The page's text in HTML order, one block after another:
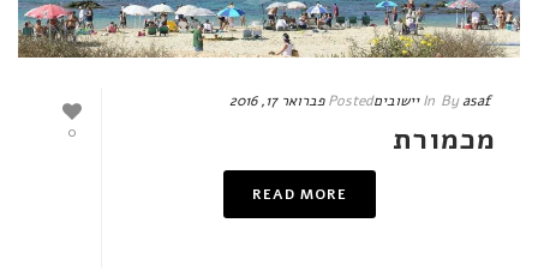
0
Byasaf
In יישוביםPosted פברואר 17, 2016
מכמורת
READ MORE